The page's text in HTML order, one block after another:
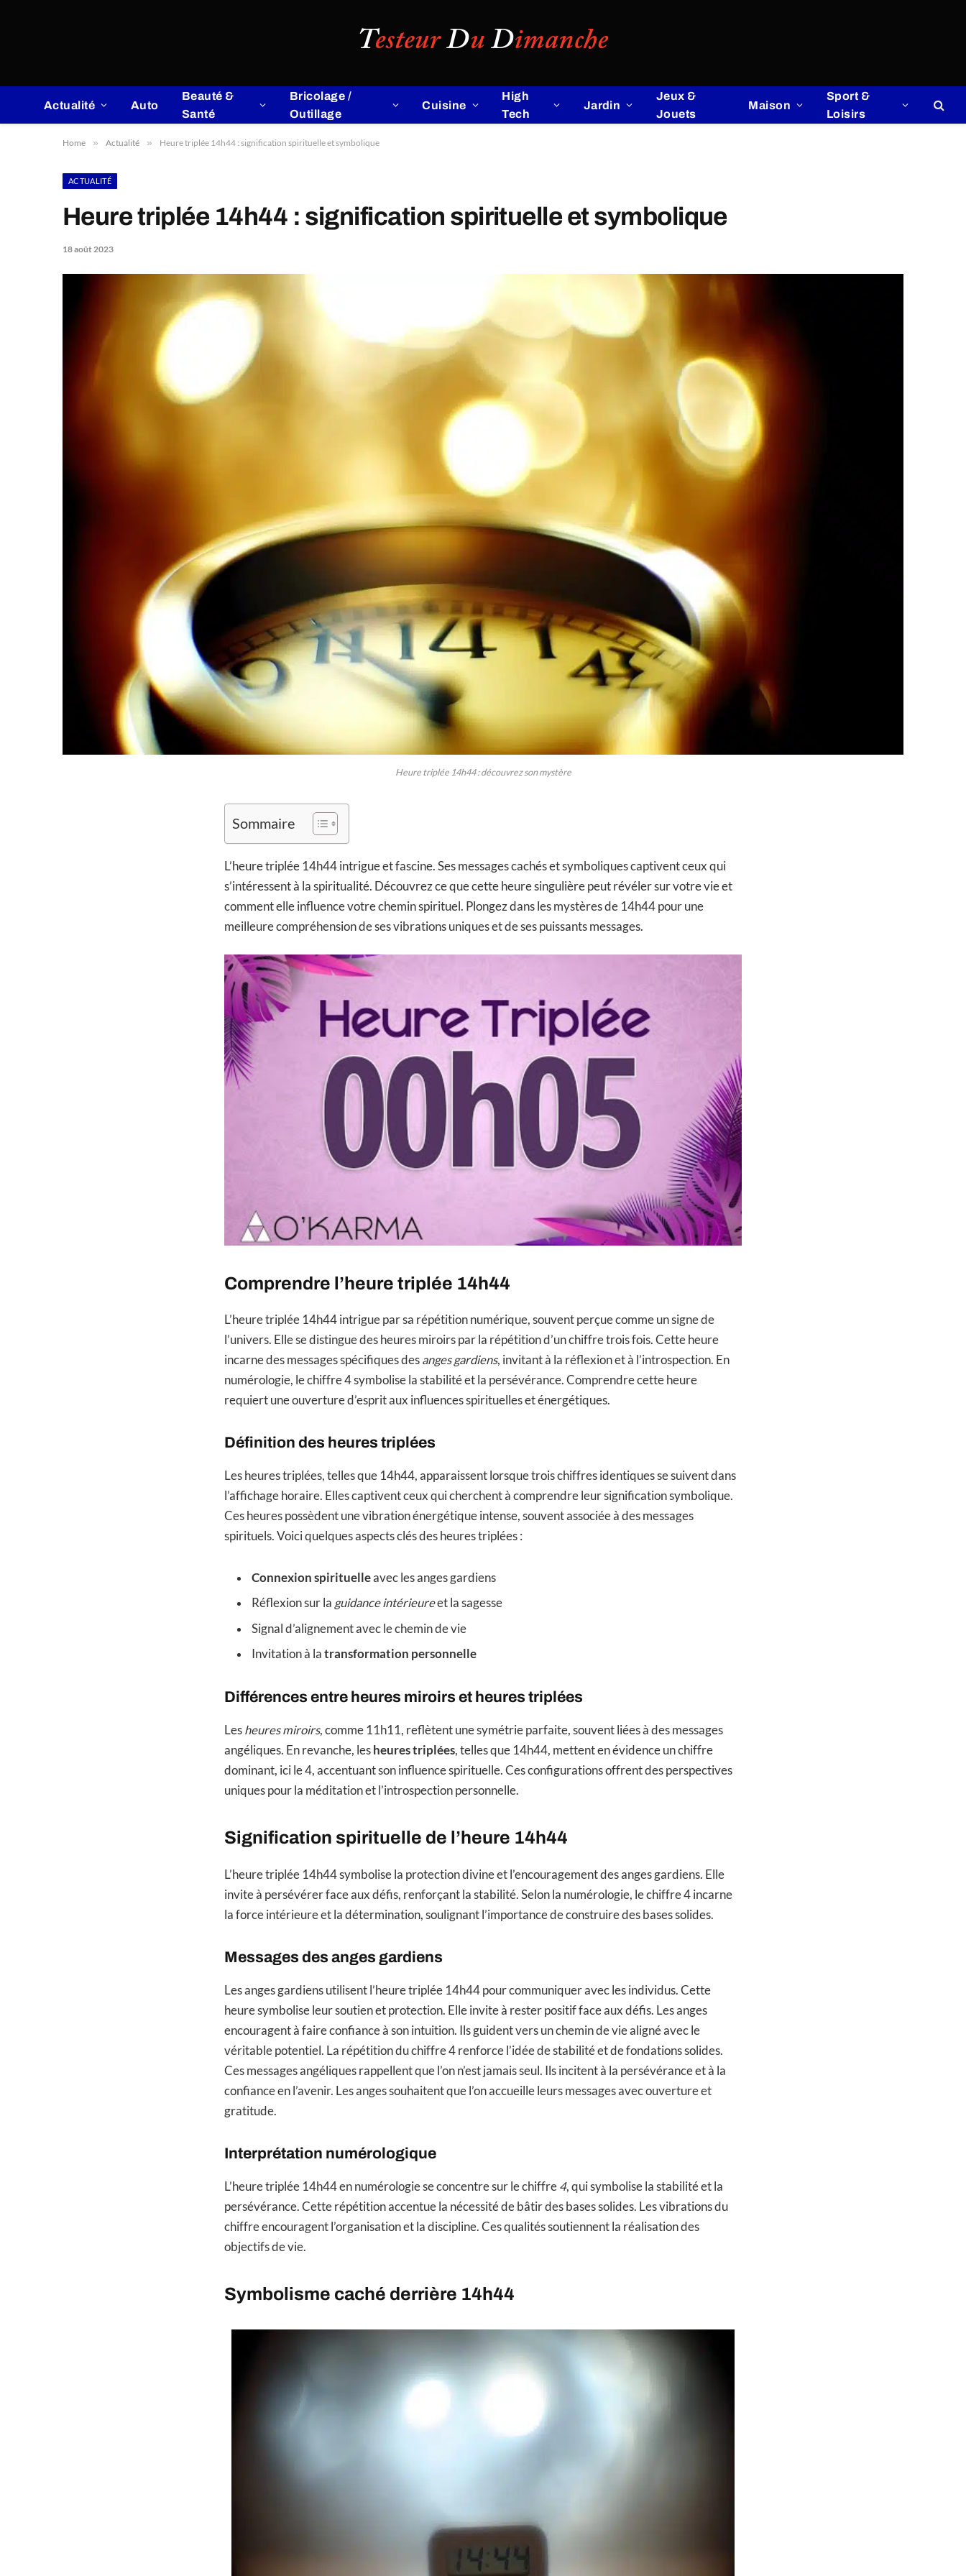
Actualité Auto
Beauté &
Santé
Bricolage /
Outillage
Cuisine
High
Tech
Jardin
Jeux &
Jouets
Maison
Sport &
Loisirs
Home » Actualité » Heure triplée 14h44 : signification spirituelle et symbolique
ACTUALITÉ
Heure triplée 14h44 : signification spirituelle et symbolique
18 août 2023
Heure triplée 14h44 : découvrez son mystère
Sommaire
L’heure triplée 14h44 intrigue et fascine. Ses messages cachés et symboliques captivent ceux qui
s’intéressent à la spiritualité. Découvrez ce que cette heure singulière peut révéler sur votre vie et
comment elle influence votre chemin spirituel. Plongez dans les mystères de 14h44 pour une
meilleure compréhension de ses vibrations uniques et de ses puissants messages.
Comprendre l’heure triplée 14h44
L’heure triplée 14h44 intrigue par sa répétition numérique, souvent perçue comme un signe de
l’univers. Elle se distingue des heures miroirs par la répétition d’un chiffre trois fois. Cette heure
incarne des messages spécifiques des anges gardiens, invitant à la réflexion et à l’introspection. En
numérologie, le chiffre 4 symbolise la stabilité et la persévérance. Comprendre cette heure
requiert une ouverture d’esprit aux influences spirituelles et énergétiques.
Définition des heures triplées
Les heures triplées, telles que 14h44, apparaissent lorsque trois chiffres identiques se suivent dans
l’affichage horaire. Elles captivent ceux qui cherchent à comprendre leur signification symbolique.
Ces heures possèdent une vibration énergétique intense, souvent associée à des messages
spirituels. Voici quelques aspects clés des heures triplées :
Connexion spirituelleavec les anges gardiens
Réflexion sur la guidance intérieureet la sagesse
Signal d’alignement avec le chemin de vie
Invitation à la transformation personnelle
Différences entre heures miroirs et heures triplées
Les heures miroirs, comme 11h11, reflètent une symétrie parfaite, souvent liées à des messages
angéliques. En revanche, les heures triplées, telles que 14h44, mettent en évidence un chiffre
dominant, ici le 4, accentuant son influence spirituelle. Ces configurations offrent des perspectives
uniques pour la méditation et l’introspection personnelle.
Signification spirituelle de l’heure 14h44
L’heure triplée 14h44 symbolise la protection divine et l’encouragement des anges gardiens. Elle
invite à persévérer face aux défis, renforçant la stabilité. Selon la numérologie, le chiffre 4 incarne
la force intérieure et la détermination, soulignant l’importance de construire des bases solides.
Messages des anges gardiens
Les anges gardiens utilisent l’heure triplée 14h44 pour communiquer avec les individus. Cette
heure symbolise leur soutien et protection. Elle invite à rester positif face aux défis. Les anges
encouragent à faire confiance à son intuition. Ils guident vers un chemin de vie aligné avec le
véritable potentiel. La répétition du chiffre 4 renforce l’idée de stabilité et de fondations solides.
Ces messages angéliques rappellent que l’on n’est jamais seul. Ils incitent à la persévérance et à la
confiance en l’avenir. Les anges souhaitent que l’on accueille leurs messages avec ouverture et
gratitude.
Interprétation numérologique
L’heure triplée 14h44 en numérologie se concentre sur le chiffre 4, qui symbolise la stabilité et la
persévérance. Cette répétition accentue la nécessité de bâtir des bases solides. Les vibrations du
chiffre encouragent l’organisation et la discipline. Ces qualités soutiennent la réalisation des
objectifs de vie.
Symbolisme caché derrière 14h44